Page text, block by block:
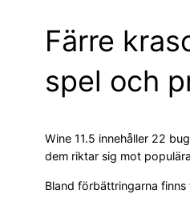
Färre
spel och
Wine 11.5 innehåller 22
dem riktar sig mot
Bland förbättringarna